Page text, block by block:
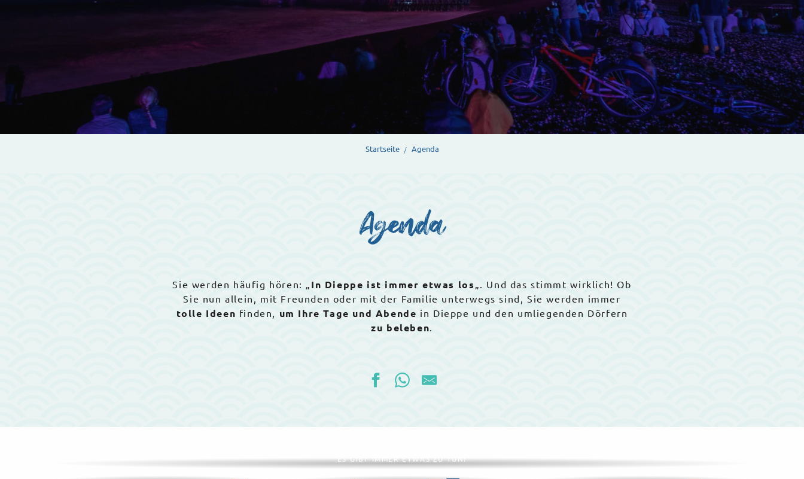
Startseite Agenda
Agenda
Sie werden häufig hören: „ In Dieppe ist immer etwas los „. Und das stimmt wirklich! Ob
Sie nun allein, mit Freunden oder mit der Familie unterwegs sind, Sie werden immer
tolle Ideen finden, um Ihre Tage und Abende in Dieppe und den umliegenden Dörfern
zu beleben.
ES GIBT IMMER ETWAS ZU TUN!